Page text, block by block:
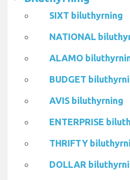
SIXT biluthyrning
NATIONAL
ALAMO
BUDGET
AVIS biluthyrning
ENTERPRISE
THRIFTY
DOLLAR